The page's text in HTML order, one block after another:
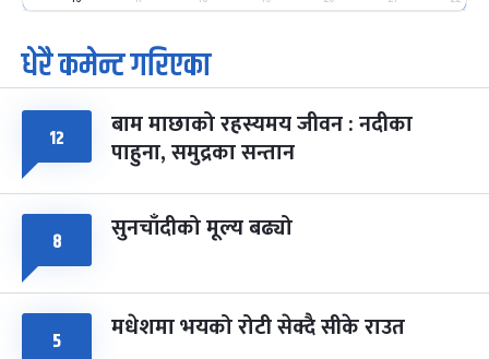
७
आइत
पूर्णिमा व्रत
चैत्र ७, २०८३-Mar 21, 2027
८ फागुपूर्णिमा
चैत्र ८, २०८३- Mar 22, 2027
७ महिना बाँकी
धेरै कमेन्ट गरिएका
१२ बाम माछाको रहस्यमय जीवन : नदीका
पाहुना, समुद्रका सन्तान
८ सुनचाँदीको मूल्य बढ्यो
५ मधेशमा भयको रोटी सेक्दै सीके राउत